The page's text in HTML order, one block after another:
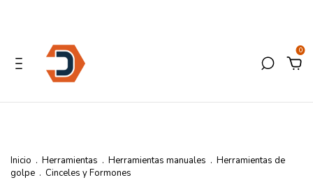
0
Inicio . Herramientas . Herramientas manuales . Herramientas de
golpe . Cinceles y Formones